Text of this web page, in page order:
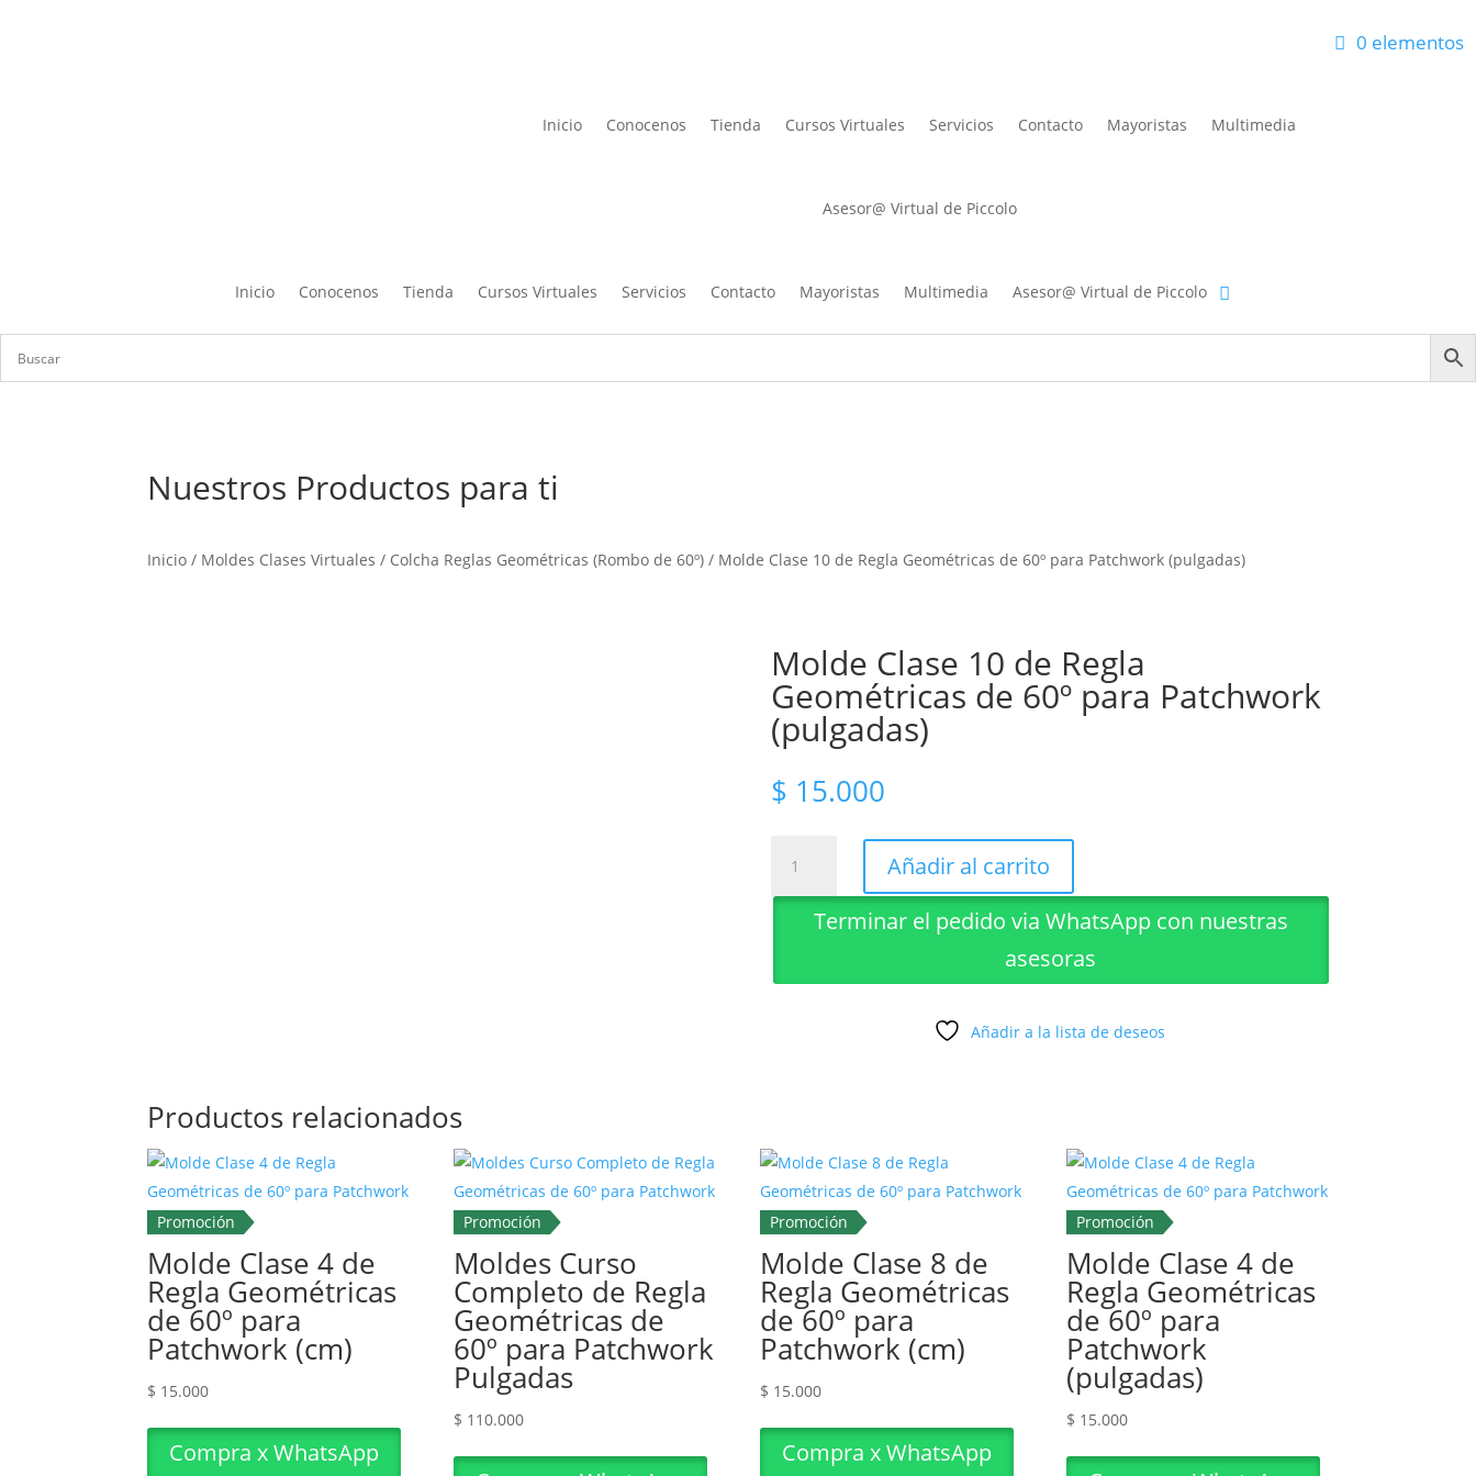
0 elementos
Inicio Conocenos Tienda Cursos Virtuales Servicios Contacto Mayoristas Multimedia
Asesor@ Virtual de Piccolo
Inicio Conocenos Tienda Cursos Virtuales Servicios Contacto Mayoristas Multimedia Asesor@ Virtual de Piccolo
Nuestros Productos para ti
Inicio / Moldes Clases Virtuales / Colcha Reglas Geométricas (Rombo de 60º) / Molde Clase 10 de Regla Geométricas de 60º para Patchwork (pulgadas)
Molde Clase 10 de Regla
Geométricas de 60º para Patchwork
(pulgadas)
$ 15.000
Clase
10
Añadir al carrito
Terminar el pedido via WhatsApp con nuestras
asesoras
Añadir a la lista de deseos
Productos relacionados
Promoción
Molde Clase 4 de
Regla Geométricas
de 60º para
Patchwork (cm)
$ 15.000
Compra x WhatsApp
Promoción
Moldes Curso
Completo de Regla
Geométricas de
60º para Patchwork
Pulgadas
$ 110.000
Promoción
Molde Clase 8 de
Regla Geométricas
de 60º para
Patchwork (cm)
$ 15.000
Compra x WhatsApp
Promoción
Molde Clase 4 de
Regla Geométricas
de 60º para
Patchwork
(pulgadas)
$ 15.000